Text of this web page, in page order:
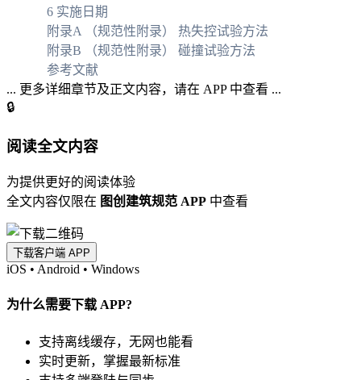
6 实施日期
附录A （规范性附录） 热失控试验方法
附录B （规范性附录） 碰撞试验方法
参考文献
... 更多详细章节及正文内容，请在 APP 中查看 ...
🔒
阅读全文内容
为提供更好的阅读体验
全文内容仅限在 图创建筑规范 APP 中查看
下载客户端 APP
iOS • Android • Windows
为什么需要下载 APP?
支持离线缓存，无网也能看
实时更新，掌握最新标准